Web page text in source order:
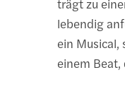
trägt zu
lebendig
ein Musical,
einem